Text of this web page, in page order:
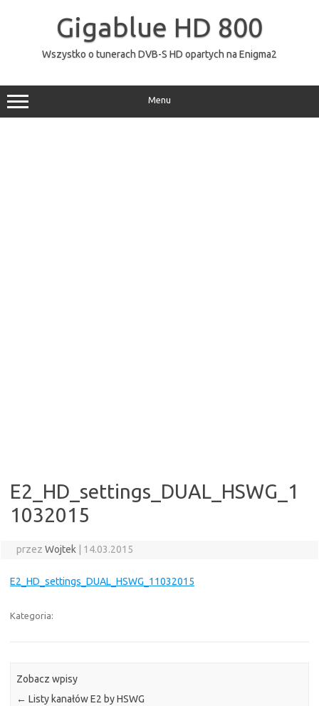
Gigablue HD 800
Wszystko o tunerach DVB-S HD opartych na Enigma2
Menu
E2_HD_settings_DUAL_HSWG_1
1032015
przez Wojtek 14.03.2015
E2_HD_settings_DUAL_HSWG_11032015
Kategoria:
Zobacz wpisy
← Listy kanałów E2 by HSWG